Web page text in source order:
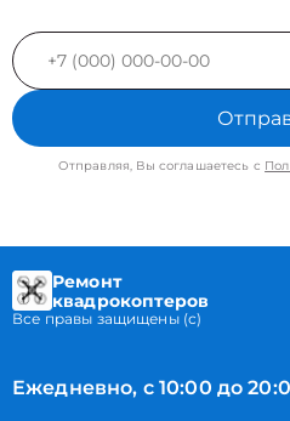
Отправляя, Вы соглашаетесь с
Ремонт
квадрокоптеров
Все правы защищены (с)
Ежедневно, с 10:00 до